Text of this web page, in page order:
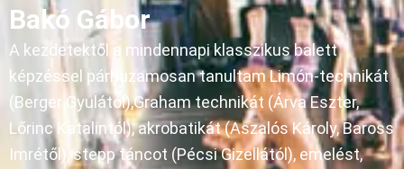
Bakó Gábor
A kezdetektől a mindennapi klasszikus balett
képzéssel párhuzamosan tanultam Limón-technikát
(Berger Gyulától),Graham technikát (Árva Eszter,
Lőrinc Katalintól), akrobatikát (Aszalós Károly, Baross
Imrétől), stepp táncot (Pécsi Gizellától), emelést,